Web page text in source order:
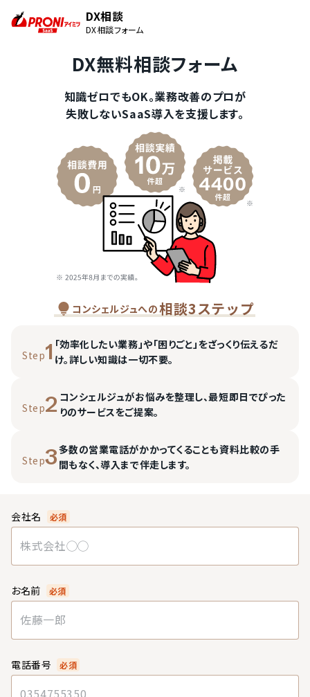
DX相談
DX相談フォーム
DX無料相談フォーム
知識ゼロでもOK。業務改善のプロが
失敗しないSaaS導入を支援します。
コンシェルジュへの相談3ステップ
Step1 「効率化したい業務」や「困りごと」をざっくり伝えるだ
け。詳しい知識は一切不要。
Step2 コンシェルジュがお悩みを整理し、最短即日でぴった
りのサービスをご提案。
Step3多数の営業電話がかかってくることも資料比較の手
間もなく、導入まで伴走します。
会社名 必須
お名前 必須
電話番号 必須